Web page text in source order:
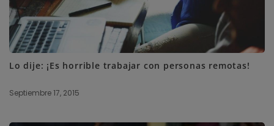
Lo dije: ¡Es horrible trabajar con personas remotas!
Septiembre 17, 2015